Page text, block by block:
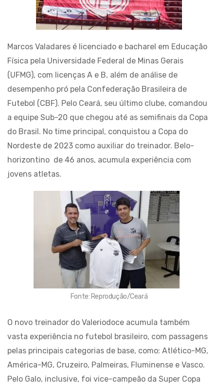
Marcos Valadares é licenciado e bacharel em Educação
Física pela Universidade Federal de Minas Gerais
(UFMG), com licenças A e B, além de análise de
desempenho pró pela Confederação Brasileira de
Futebol (CBF). Pelo Ceará, seu último clube, comandou
a equipe Sub-20 que chegou até as semifinais da Copa
do Brasil. No time principal, conquistou a Copa do
Nordeste de 2023 como auxiliar do treinador. Belo-
horizontino de 46 anos, acumula experiência com
jovens atletas.
Fonte: Reprodução/Ceará
O novo treinador do Valeriodoce acumula também
vasta experiência no futebol brasileiro, com passagens
pelas principais categorias de base, como: Atlético-MG,
América-MG, Cruzeiro, Palmeiras, Fluminense e Vasco.
Pelo Galo, inclusive, foi vice-campeão da Super Copa